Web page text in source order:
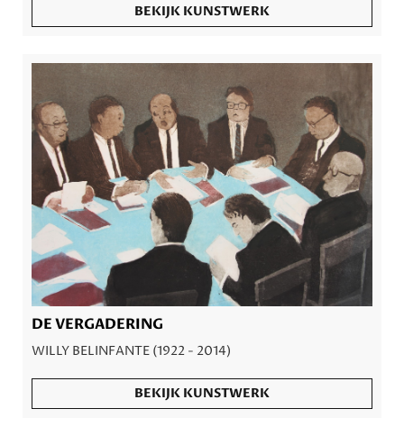
BEKIJK KUNSTWERK
DE VERGADERING
WILLY BELINFANTE (1922 - 2014)
BEKIJK KUNSTWERK